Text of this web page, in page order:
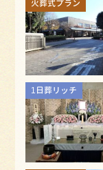
火葬式プラン
1日葬リッチ